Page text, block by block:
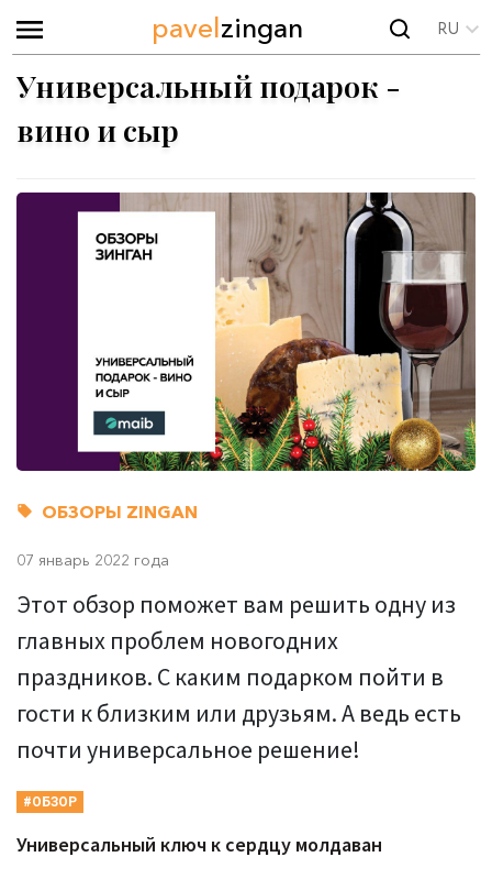
pavelzingan RU
ОБЗОРЫ ZINGAN
07 январь 2022 года
Универсальный подарок -
вино и сыр
Этот обзор поможет вам решить одну из
главных проблем новогодних
праздников. С каким подарком пойти в
гости к близким или друзьям. А ведь есть
почти универсальное решение!
#ОБЗОР
Универсальный ключ к сердцу молдаван